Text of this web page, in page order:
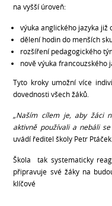
na vyšší úroveň:
výuka anglického jazyka již
dělení hodin do menších
rozšíření pedagogického
nově výuka francouzského
Tyto kroky umožní více
dovednosti všech žáků.
„Naším cílem je, aby žáci
aktivně používali a nebáli
uvádí ředitel školy Petr Ptáček.
Škola tak systematicky
připravuje své žáky na
klíčové